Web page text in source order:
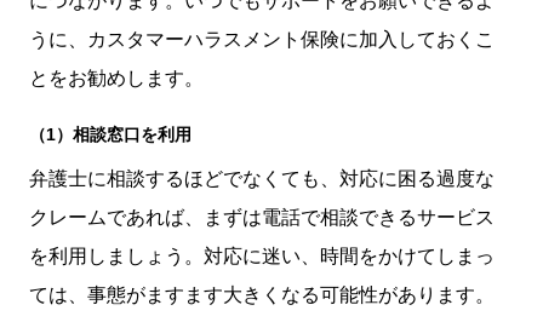
うに、カスタマーハラスメント保険に加入しておくこ
とをお勧めします。
（1）相談窓口を利用
弁護士に相談するほどでなくても、対応に困る過度な
クレームであれば、まずは電話で相談できるサービス
を利用しましょう。対応に迷い、時間をかけてしまっ
ては、事態がますます大きくなる可能性があります。